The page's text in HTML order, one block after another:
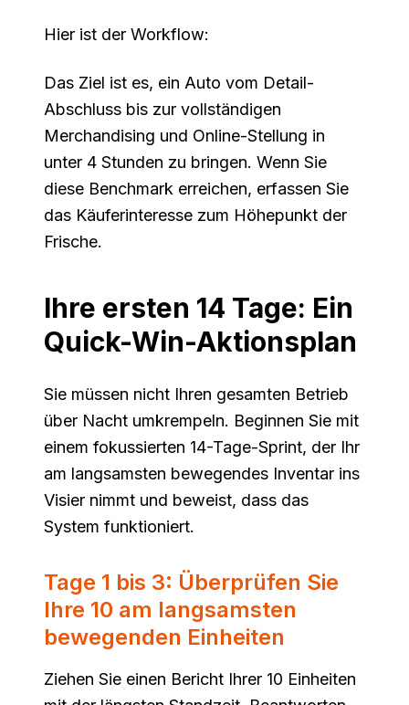
Hier ist der Workflow:
Das Ziel ist es, ein Auto vom Detail-
Abschluss bis zur vollständigen
Merchandising und Online-Stellung in
unter 4 Stunden zu bringen. Wenn Sie
diese Benchmark erreichen, erfassen Sie
das Käuferinteresse zum Höhepunkt der
Frische.
Ihre ersten 14 Tage: Ein
Quick-Win-Aktionsplan
Sie müssen nicht Ihren gesamten Betrieb
über Nacht umkrempeln. Beginnen Sie mit
einem fokussierten 14-Tage-Sprint, der Ihr
am langsamsten bewegendes Inventar ins
Visier nimmt und beweist, dass das
System funktioniert.
Tage 1 bis 3: Überprüfen Sie
Ihre 10 am langsamsten
bewegenden Einheiten
Ziehen Sie einen Bericht Ihrer 10 Einheiten